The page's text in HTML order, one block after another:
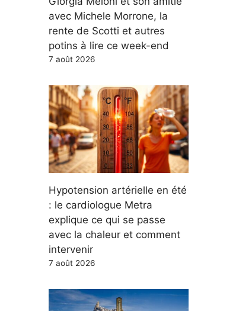
avec Michele Morrone, la
rente de Scotti et autres
potins à lire ce week-end
7 août 2026
Hypotension artérielle en été
: le cardiologue Metra
explique ce qui se passe
avec la chaleur et comment
intervenir
7 août 2026